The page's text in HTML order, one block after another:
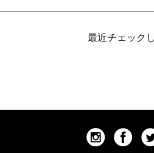
最近チェック